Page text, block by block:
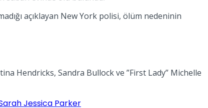
açıklayan New York polisi, ölüm nedeninin
Hendricks, Sandra Bullock ve ”First Lady” Michelle
Jessica Parker